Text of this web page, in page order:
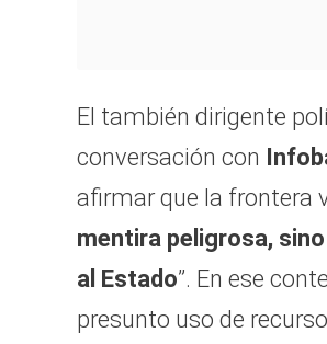
El también dirigente
conversación con
afirmar que la frontera
mentira peligrosa,
al Estado”. En ese
presunto uso de